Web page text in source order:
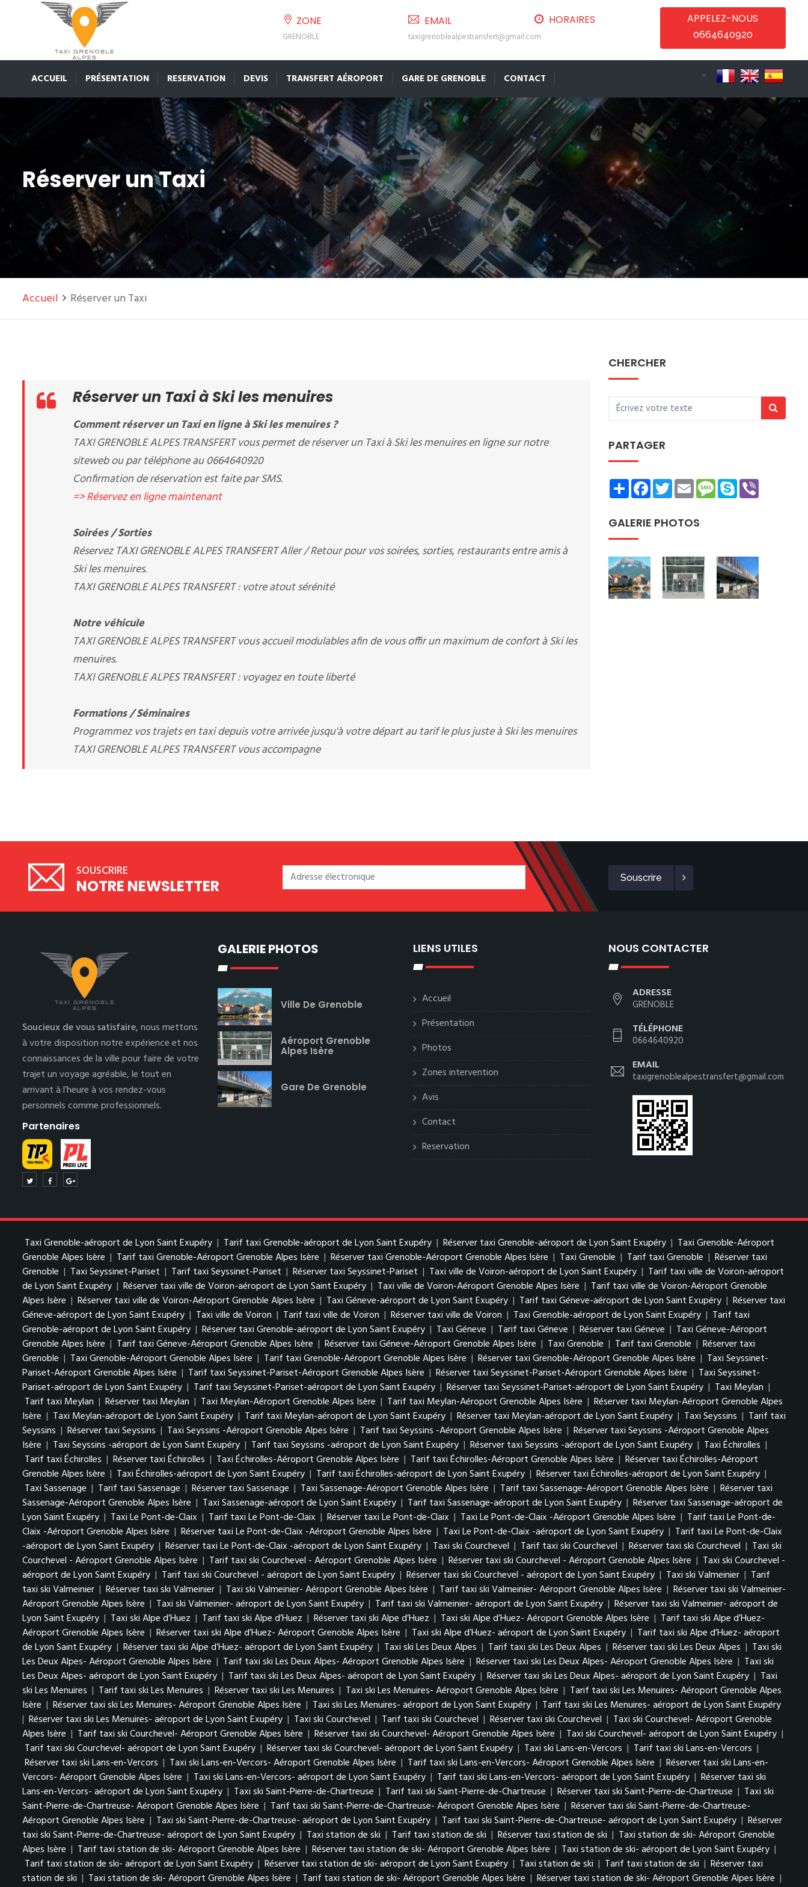
ZONE
GRENOBLE
EMAIL
taxigrenoblealpestransfert@gmail.com
HORAIRES APPELEZ-NOUS
0664640920
ACCUEIL PRÉSENTATION RESERVATION DEVIS TRANSFERT AÉROPORT GARE DE GRENOBLE CONTACT
Réserver un Taxi
Accueil Réserver un Taxi
Réserver un Taxi à Ski les menuires
Comment réserver un Taxi en ligne à Ski les menuires ?
TAXI GRENOBLE ALPES TRANSFERT vous permet de réserver un Taxi à Ski les menuires en ligne sur notre
siteweb ou par téléphone au 0664640920
Confirmation de réservation est faite par SMS.
=> Réservez en ligne maintenant
Soirées / Sorties
Réservez TAXI GRENOBLE ALPES TRANSFERT Aller / Retour pour vos soirées, sorties, restaurants entre amis à
Ski les menuires.
TAXI GRENOBLE ALPES TRANSFERT : votre atout sérénité
Notre véhicule
TAXI GRENOBLE ALPES TRANSFERT vous accueil modulables afin de vous offir un maximum de confort à Ski les
menuires.
TAXI GRENOBLE ALPES TRANSFERT : voyagez en toute liberté
Formations / Séminaires
Programmez vos trajets en taxi depuis votre arrivée jusqu'à votre départ au tarif le plus juste à Ski les menuires
TAXI GRENOBLE ALPES TRANSFERT vous accompagne
CHERCHER
PARTAGER
ShareFacebookTwitterEmailMessage
Skype
GALERIE PHOTOS
SOUSCRIRE
NOTRE NEWSLETTER Souscrire
Soucieux de vous satisfaire,nous mettons
à votre disposition notre expérience et nos
connaissances de la ville pour faire de votre
trajet un voyage agréable, le tout en
arrivant à l’heure à vos rendez-vous
personnels comme professionnels.
Partenaires
GALERIE PHOTOS
Ville De Grenoble
Aéroport Grenoble
Alpes Isère
Gare De Grenoble
LIENS UTILES
Accueil
Présentation
Photos
Zones intervention
Avis
Contact
Reservation
NOUS CONTACTER
ADRESSE
GRENOBLE
TÉLÉPHONE
0664640920
EMAIL
taxigrenoblealpestransfert@gmail.com
Taxi Grenoble-aéroport de Lyon Saint Exupéry | Tarif taxi Grenoble-aéroport de Lyon Saint Exupéry | Réserver taxi Grenoble-aéroport de Lyon Saint Exupéry | Taxi Grenoble-Aéroport
Grenoble Alpes Isère | Tarif taxi Grenoble-Aéroport Grenoble Alpes Isère | Réserver taxi Grenoble-Aéroport Grenoble Alpes Isère | Taxi Grenoble | Tarif taxi Grenoble | Réserver taxi
Grenoble | Taxi Seyssinet-Pariset | Tarif taxi Seyssinet-Pariset | Réserver taxi Seyssinet-Pariset | Taxi ville de Voiron-aéroport de Lyon Saint Exupéry | Tarif taxi ville de Voiron-aéroport
de Lyon Saint Exupéry | Réserver taxi ville de Voiron-aéroport de Lyon Saint Exupéry | Taxi ville de Voiron-Aéroport Grenoble Alpes Isère | Tarif taxi ville de Voiron-Aéroport Grenoble
Alpes Isère | Réserver taxi ville de Voiron-Aéroport Grenoble Alpes Isère | Taxi Géneve-aéroport de Lyon Saint Exupéry | Tarif taxi Géneve-aéroport de Lyon Saint Exupéry | Réserver taxi
Géneve-aéroport de Lyon Saint Exupéry | Taxi ville de Voiron | Tarif taxi ville de Voiron | Réserver taxi ville de Voiron | Taxi Grenoble-aéroport de Lyon Saint Exupéry | Tarif taxi
Grenoble-aéroport de Lyon Saint Exupéry | Réserver taxi Grenoble-aéroport de Lyon Saint Exupéry | Taxi Géneve | Tarif taxi Géneve | Réserver taxi Géneve | Taxi Géneve-Aéroport
Grenoble Alpes Isère | Tarif taxi Géneve-Aéroport Grenoble Alpes Isère | Réserver taxi Géneve-Aéroport Grenoble Alpes Isère | Taxi Grenoble | Tarif taxi Grenoble | Réserver taxi
Grenoble | Taxi Grenoble-Aéroport Grenoble Alpes Isère | Tarif taxi Grenoble-Aéroport Grenoble Alpes Isère | Réserver taxi Grenoble-Aéroport Grenoble Alpes Isère | Taxi Seyssinet-
Pariset-Aéroport Grenoble Alpes Isère | Tarif taxi Seyssinet-Pariset-Aéroport Grenoble Alpes Isère | Réserver taxi Seyssinet-Pariset-Aéroport Grenoble Alpes Isère | Taxi Seyssinet-
Pariset-aéroport de Lyon Saint Exupéry | Tarif taxi Seyssinet-Pariset-aéroport de Lyon Saint Exupéry | Réserver taxi Seyssinet-Pariset-aéroport de Lyon Saint Exupéry | Taxi Meylan |
Tarif taxi Meylan | Réserver taxi Meylan | Taxi Meylan-Aéroport Grenoble Alpes Isère | Tarif taxi Meylan-Aéroport Grenoble Alpes Isère | Réserver taxi Meylan-Aéroport Grenoble Alpes
Isère | Taxi Meylan-aéroport de Lyon Saint Exupéry | Tarif taxi Meylan-aéroport de Lyon Saint Exupéry | Réserver taxi Meylan-aéroport de Lyon Saint Exupéry | Taxi Seyssins | Tarif taxi
Seyssins | Réserver taxi Seyssins | Taxi Seyssins -Aéroport Grenoble Alpes Isère | Tarif taxi Seyssins -Aéroport Grenoble Alpes Isère | Réserver taxi Seyssins -Aéroport Grenoble Alpes
Isère | Taxi Seyssins -aéroport de Lyon Saint Exupéry | Tarif taxi Seyssins -aéroport de Lyon Saint Exupéry | Réserver taxi Seyssins -aéroport de Lyon Saint Exupéry | Taxi Échirolles |
Tarif taxi Échirolles | Réserver taxi Échirolles | Taxi Échirolles-Aéroport Grenoble Alpes Isère | Tarif taxi Échirolles-Aéroport Grenoble Alpes Isère | Réserver taxi Échirolles-Aéroport
Grenoble Alpes Isère | Taxi Échirolles-aéroport de Lyon Saint Exupéry | Tarif taxi Échirolles-aéroport de Lyon Saint Exupéry | Réserver taxi Échirolles-aéroport de Lyon Saint Exupéry |
Taxi Sassenage | Tarif taxi Sassenage | Réserver taxi Sassenage | Taxi Sassenage-Aéroport Grenoble Alpes Isère | Tarif taxi Sassenage-Aéroport Grenoble Alpes Isère | Réserver taxi
Sassenage-Aéroport Grenoble Alpes Isère | Taxi Sassenage-aéroport de Lyon Saint Exupéry | Tarif taxi Sassenage-aéroport de Lyon Saint Exupéry | Réserver taxi Sassenage-aéroport de
Lyon Saint Exupéry | Taxi Le Pont-de-Claix | Tarif taxi Le Pont-de-Claix | Réserver taxi Le Pont-de-Claix | Taxi Le Pont-de-Claix -Aéroport Grenoble Alpes Isère | Tarif taxi Le Pont-de-
Claix -Aéroport Grenoble Alpes Isère | Réserver taxi Le Pont-de-Claix -Aéroport Grenoble Alpes Isère | Taxi Le Pont-de-Claix -aéroport de Lyon Saint Exupéry | Tarif taxi Le Pont-de-Claix
-aéroport de Lyon Saint Exupéry | Réserver taxi Le Pont-de-Claix -aéroport de Lyon Saint Exupéry | Taxi ski Courchevel | Tarif taxi ski Courchevel | Réserver taxi ski Courchevel | Taxi ski
Courchevel - Aéroport Grenoble Alpes Isère | Tarif taxi ski Courchevel - Aéroport Grenoble Alpes Isère | Réserver taxi ski Courchevel - Aéroport Grenoble Alpes Isère | Taxi ski Courchevel -
aéroport de Lyon Saint Exupéry | Tarif taxi ski Courchevel - aéroport de Lyon Saint Exupéry | Réserver taxi ski Courchevel - aéroport de Lyon Saint Exupéry | Taxi ski Valmeinier | Tarif
taxi ski Valmeinier | Réserver taxi ski Valmeinier | Taxi ski Valmeinier- Aéroport Grenoble Alpes Isère | Tarif taxi ski Valmeinier- Aéroport Grenoble Alpes Isère | Réserver taxi ski Valmeinier-
Aéroport Grenoble Alpes Isère | Taxi ski Valmeinier- aéroport de Lyon Saint Exupéry | Tarif taxi ski Valmeinier- aéroport de Lyon Saint Exupéry | Réserver taxi ski Valmeinier- aéroport de
Lyon Saint Exupéry | Taxi ski Alpe d’Huez | Tarif taxi ski Alpe d’Huez | Réserver taxi ski Alpe d’Huez | Taxi ski Alpe d’Huez- Aéroport Grenoble Alpes Isère | Tarif taxi ski Alpe d’Huez-
Aéroport Grenoble Alpes Isère | Réserver taxi ski Alpe d’Huez- Aéroport Grenoble Alpes Isère | Taxi ski Alpe d’Huez- aéroport de Lyon Saint Exupéry | Tarif taxi ski Alpe d’Huez- aéroport
de Lyon Saint Exupéry | Réserver taxi ski Alpe d’Huez- aéroport de Lyon Saint Exupéry | Taxi ski Les Deux Alpes | Tarif taxi ski Les Deux Alpes | Réserver taxi ski Les Deux Alpes | Taxi ski
Les Deux Alpes- Aéroport Grenoble Alpes Isère | Tarif taxi ski Les Deux Alpes- Aéroport Grenoble Alpes Isère | Réserver taxi ski Les Deux Alpes- Aéroport Grenoble Alpes Isère | Taxi ski
Les Deux Alpes- aéroport de Lyon Saint Exupéry | Tarif taxi ski Les Deux Alpes- aéroport de Lyon Saint Exupéry | Réserver taxi ski Les Deux Alpes- aéroport de Lyon Saint Exupéry | Taxi
ski Les Menuires | Tarif taxi ski Les Menuires | Réserver taxi ski Les Menuires | Taxi ski Les Menuires- Aéroport Grenoble Alpes Isère | Tarif taxi ski Les Menuires- Aéroport Grenoble Alpes
Isère | Réserver taxi ski Les Menuires- Aéroport Grenoble Alpes Isère | Taxi ski Les Menuires- aéroport de Lyon Saint Exupéry | Tarif taxi ski Les Menuires- aéroport de Lyon Saint Exupéry
| Réserver taxi ski Les Menuires- aéroport de Lyon Saint Exupéry | Taxi ski Courchevel | Tarif taxi ski Courchevel | Réserver taxi ski Courchevel | Taxi ski Courchevel- Aéroport Grenoble
Alpes Isère | Tarif taxi ski Courchevel- Aéroport Grenoble Alpes Isère | Réserver taxi ski Courchevel- Aéroport Grenoble Alpes Isère | Taxi ski Courchevel- aéroport de Lyon Saint Exupéry |
Tarif taxi ski Courchevel- aéroport de Lyon Saint Exupéry | Réserver taxi ski Courchevel- aéroport de Lyon Saint Exupéry | Taxi ski Lans-en-Vercors | Tarif taxi ski Lans-en-Vercors |
Réserver taxi ski Lans-en-Vercors | Taxi ski Lans-en-Vercors- Aéroport Grenoble Alpes Isère | Tarif taxi ski Lans-en-Vercors- Aéroport Grenoble Alpes Isère | Réserver taxi ski Lans-en-
Vercors- Aéroport Grenoble Alpes Isère | Taxi ski Lans-en-Vercors- aéroport de Lyon Saint Exupéry | Tarif taxi ski Lans-en-Vercors- aéroport de Lyon Saint Exupéry | Réserver taxi ski
Lans-en-Vercors- aéroport de Lyon Saint Exupéry | Taxi ski Saint-Pierre-de-Chartreuse | Tarif taxi ski Saint-Pierre-de-Chartreuse | Réserver taxi ski Saint-Pierre-de-Chartreuse | Taxi ski
Saint-Pierre-de-Chartreuse- Aéroport Grenoble Alpes Isère | Tarif taxi ski Saint-Pierre-de-Chartreuse- Aéroport Grenoble Alpes Isère | Réserver taxi ski Saint-Pierre-de-Chartreuse-
Aéroport Grenoble Alpes Isère | Taxi ski Saint-Pierre-de-Chartreuse- aéroport de Lyon Saint Exupéry | Tarif taxi ski Saint-Pierre-de-Chartreuse- aéroport de Lyon Saint Exupéry | Réserver
taxi ski Saint-Pierre-de-Chartreuse- aéroport de Lyon Saint Exupéry | Taxi station de ski | Tarif taxi station de ski | Réserver taxi station de ski | Taxi station de ski- Aéroport Grenoble
Alpes Isère | Tarif taxi station de ski- Aéroport Grenoble Alpes Isère | Réserver taxi station de ski- Aéroport Grenoble Alpes Isère | Taxi station de ski- aéroport de Lyon Saint Exupéry |
Tarif taxi station de ski- aéroport de Lyon Saint Exupéry | Réserver taxi station de ski- aéroport de Lyon Saint Exupéry | Taxi station de ski | Tarif taxi station de ski | Réserver taxi
station de ski | Taxi station de ski- Aéroport Grenoble Alpes Isère | Tarif taxi station de ski- Aéroport Grenoble Alpes Isère | Réserver taxi station de ski- Aéroport Grenoble Alpes Isère |